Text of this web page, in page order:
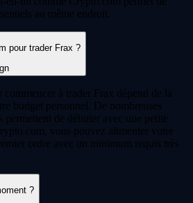
au même endroit.
pour trader Frax ?
commencer à trader Frax dépend de la
budget personnel. De nombreuses
permettent de débuter avec une petite
vous pouvez alimenter votre
ordre avec un minimum requis très
?